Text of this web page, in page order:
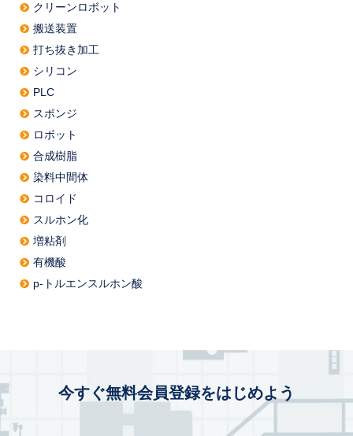
クリーンロボット
搬送装置
打ち抜き加工
シリコン
PLC
スポンジ
ロボット
合成樹脂
染料中間体
コロイド
スルホン化
増粘剤
有機酸
p-トルエンスルホン酸
今すぐ無料会員登録をはじめよう